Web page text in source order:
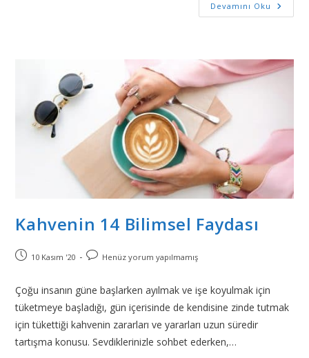
Devamını Oku
Kahvenin 14 Bilimsel Faydası
10 Kasım '20 Henüz yorum yapılmamış
Çoğu insanın güne başlarken ayılmak ve işe koyulmak için
tüketmeye başladığı, gün içerisinde de kendisine zinde tutmak
için tükettiği kahvenin zararları ve yararları uzun süredir
tartışma konusu. Sevdiklerinizle sohbet ederken,…